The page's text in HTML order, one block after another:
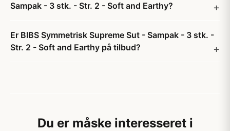
Sampak - 3 stk. - Str. 2 - Soft and Earthy?
Er BIBS Symmetrisk Supreme Sut - Sampak - 3 stk. -
Str. 2 - Soft and Earthy på tilbud?
Du er måske interesseret i